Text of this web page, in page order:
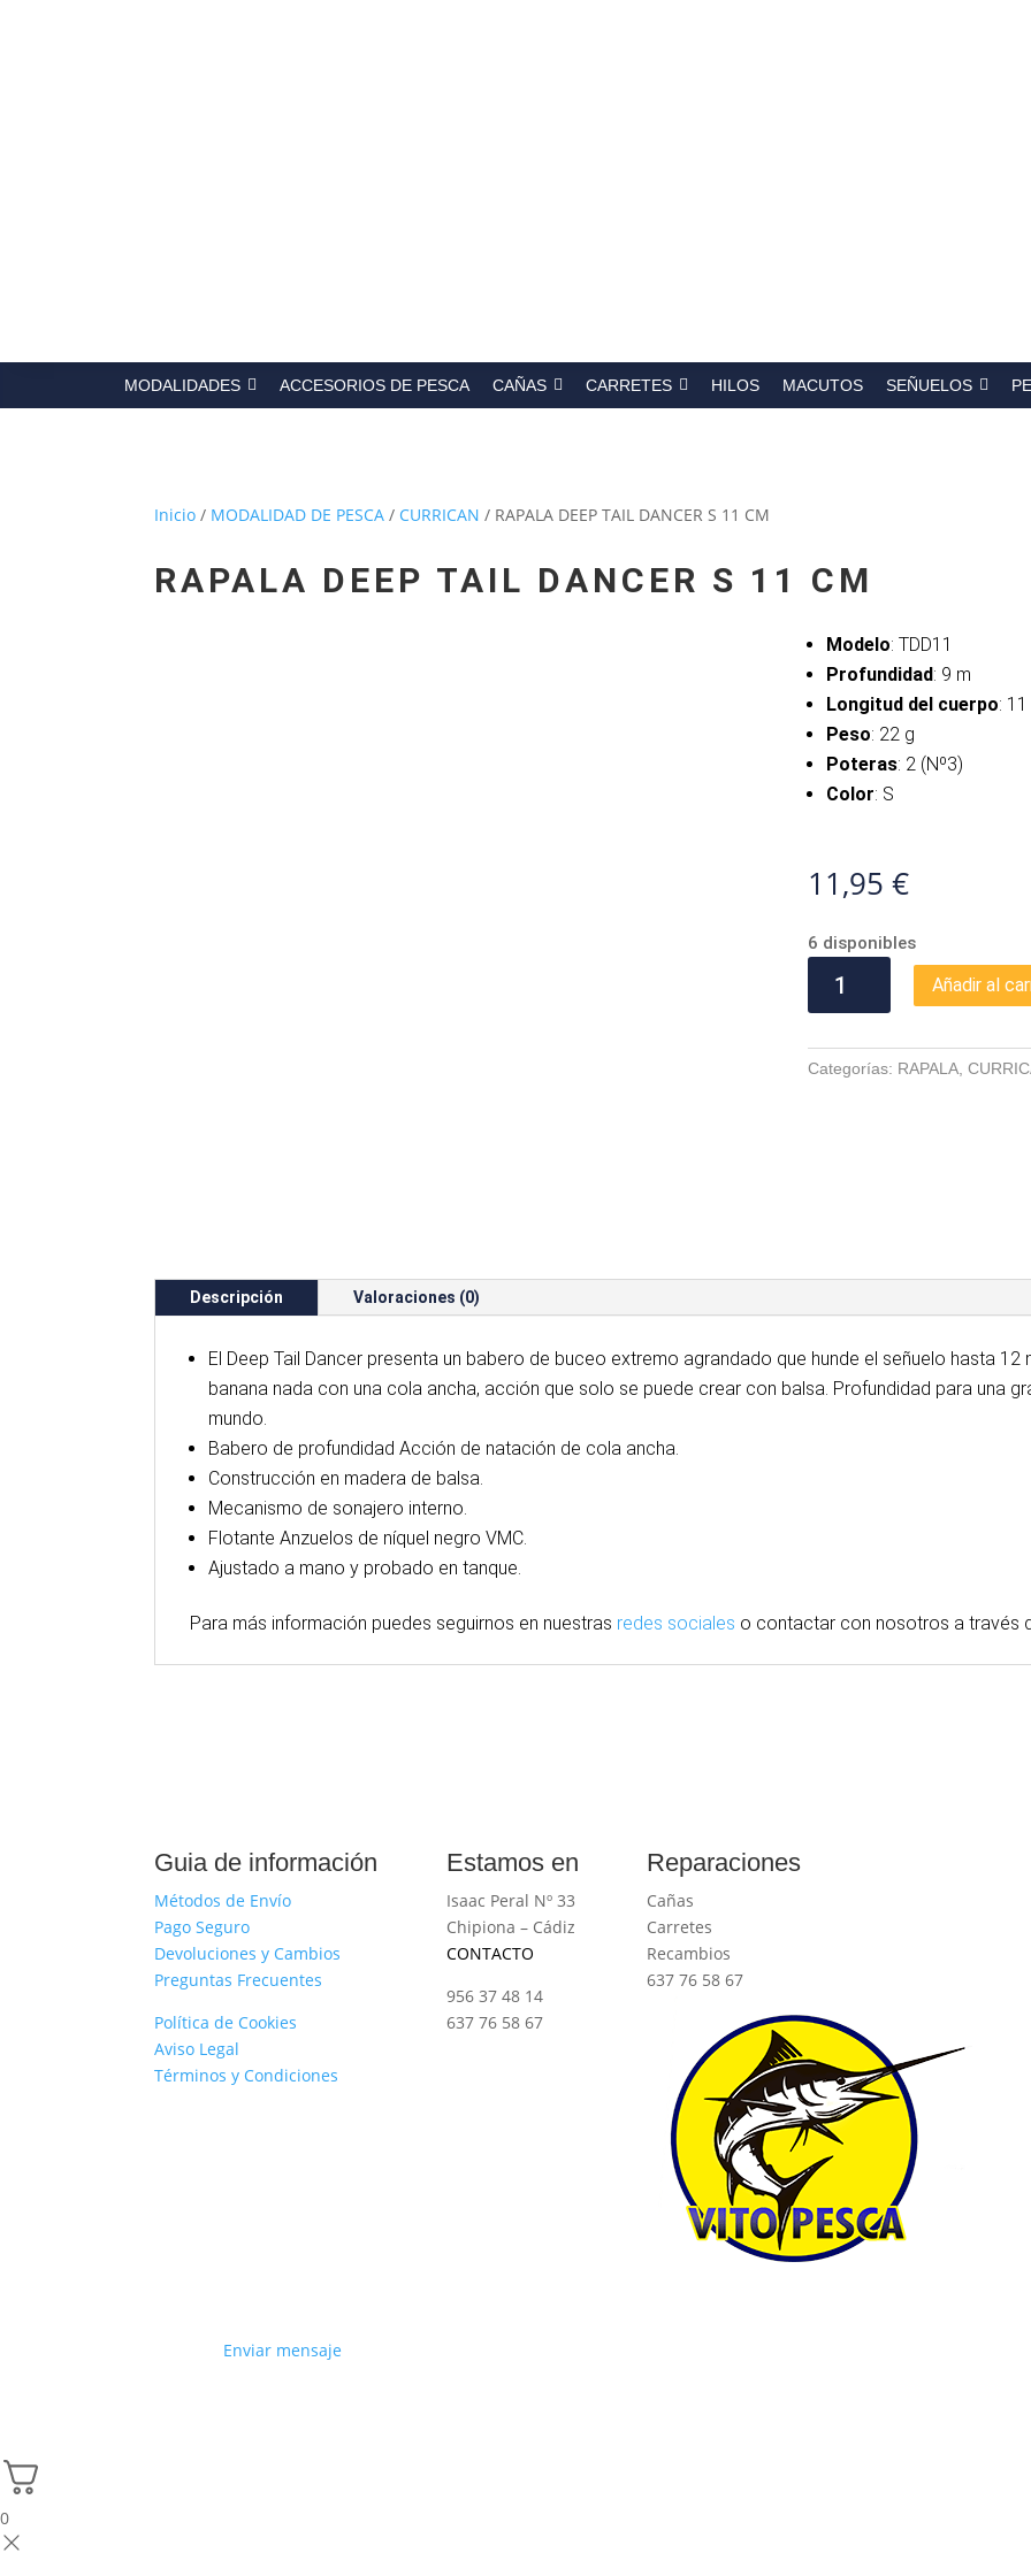
MODALIDADES ACCESORIOS DE PESCA CAÑAS CARRETES HILOS MACUTOS SEÑUELOS
Inicio / MODALIDAD DE PESCA / CURRICAN / RAPALA DEEP TAIL DANCER S 11 CM
RAPALA DEEP TAIL DANCER S 11 CM
Modelo: TDD11
Profundidad: 9 m
Longitud del cuerpo:
Peso: 22 g
Poteras: 2 (Nº3)
Color: S
11,95 €
6 disponibles
DEEP
DANCER
S
Añadir al
Categorías: RAPALA,
Descripción Valoraciones (0)
El Deep Tail Dancer presenta un babero de buceo extremo agrandado que hunde el señuelo hasta 12
banana nada con una cola ancha, acción que solo se puede crear con balsa. Profundidad para una
mundo.
Babero de profundidad Acción de natación de cola ancha.
Construcción en madera de balsa.
Mecanismo de sonajero interno.
Flotante Anzuelos de níquel negro VMC.
Ajustado a mano y probado en tanque.
Para más información puedes seguirnos en nuestras redes sociales o contactar con nosotros a través
Guia de información
Métodos de Envío
Pago Seguro
Devoluciones y Cambios
Preguntas Frecuentes
Política de Cookies
Aviso Legal
Términos y Condiciones
Estamos en
Isaac Peral Nº 33
Chipiona – Cádiz
CONTACTO
956 37 48 14
637 76 58 67
Reparaciones
Cañas
Carretes
Recambios
637 76 58 67
Enviar mensaje
0